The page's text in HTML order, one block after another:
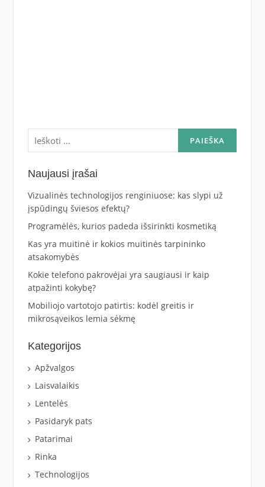
Ieškoti:
Naujausi įrašai
Vizualinės technologijos renginiuose: kas slypi už
įspūdingų šviesos efektų?
Programėlės, kurios padeda išsirinkti kosmetiką
Kas yra muitinė ir kokios muitinės tarpininko
atsakomybės
Kokie telefono pakrovėjai yra saugiausi ir kaip
atpažinti kokybę?
Mobiliojo vartotojo patirtis: kodėl greitis ir
mikrosąveikos lemia sėkmę
Kategorijos
Apžvalgos
Laisvalaikis
Lentelės
Pasidaryk pats
Patarimai
Rinka
Technologijos